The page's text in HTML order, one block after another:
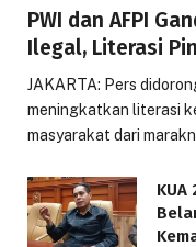
PWI dan AFPI
Ilegal, Literasi
JAKARTA: Pers
meningkatkan literasi
masyarakat dari